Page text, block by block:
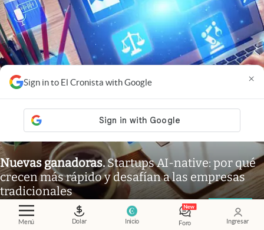
Menú Dolar Inicio Foro Ingresar
Sign in to El Cronista with Google ×
Nuevas ganadoras.Startups AI-native: por qué
crecen más rápido y desafían a las empresas
tradicionales
Adrián Mansilla Members